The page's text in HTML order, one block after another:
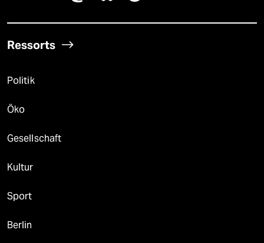
Ressorts
Politik
Öko
Gesellschaft
Kultur
Sport
Berlin